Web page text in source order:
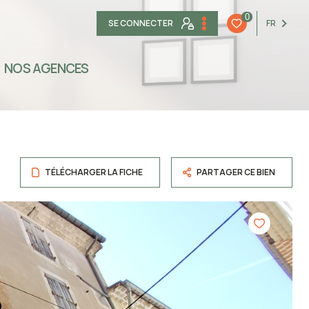
SE CONNECTER
0
FR
NOS AGENCES
TÉLÉCHARGER LA FICHE PARTAGER CE BIEN